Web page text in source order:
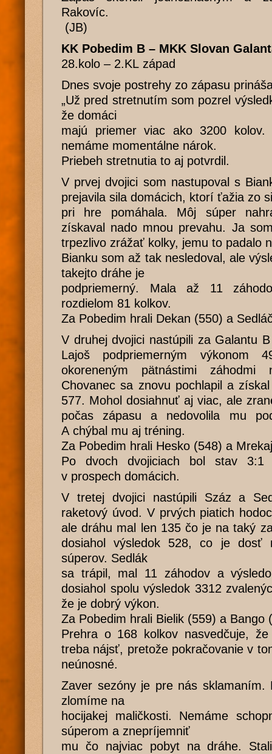
Rakovíc.
(JB)
KK Pobedim B – MKK Slovan
28.kolo – 2.KL západ
Dnes svoje postrehy zo zápasu
„Už pred stretnutím som pozrel
že domáci
majú priemer viac ako 3200
nemáme momentálne nárok.
Priebeh stretnutia to aj potvrdil.
V prvej dvojici som nastupoval s
prejavila sila domácich, ktorí ťažia zo
pri hre pomáhala. Môj súper
získaval nado mnou prevahu. Ja
trpezlivo zrážať kolky, jemu to padalo
Bianku som až tak nesledoval, ale
takejto dráhe je
podpriemerný. Mala až 11
rozdielom 81 kolkov.
Za Pobedim hrali Dekan (550) a
V druhej dvojici nastúpili za Galantu
Lajoš podpriemerným výkonom
okoreneným pätnástimi záhodmi
Chovanec sa znovu pochlapil a
577. Mohol dosiahnuť aj viac, ale
počas zápasu a nedovolila mu
A chýbal mu aj tréning.
Za Pobedim hrali Hesko (548) a
Po dvoch dvojiciach bol stav
v prospech domácich.
V tretej dvojici nastúpili Száz a
raketový úvod. V prvých piatich
ale dráhu mal len 135 čo je na taký
dosiahol výsledok 528, co je dosť
súperov. Sedlák
sa trápil, mal 11 záhodov a
dosiahol spolu výsledok 3312
že je dobrý výkon.
Za Pobedim hrali Bielik (559) a Bango
Prehra o 168 kolkov nasvedčuje,
treba nájsť, pretože pokračovanie v
neúnosné.
Zaver sezóny je pre nás sklamaním.
zlomíme na
hocijakej maličkosti. Nemáme
súperom a znepríjemniť
mu čo najviac pobyt na dráhe.